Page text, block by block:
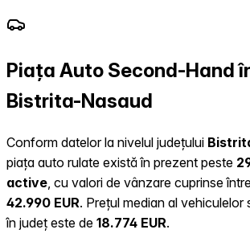
Piața Auto Second-Hand
Bistrita-Nasaud
Conform datelor la nivelul județului
piața auto rulate există în prezent peste
active , cu valori de vânzare cuprinse
42.990 EUR. Prețul median al
în județ este de 18.774 EUR.